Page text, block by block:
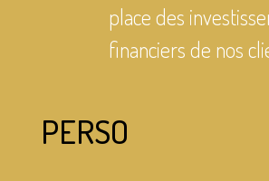
place des
financiers de nos
PERSO